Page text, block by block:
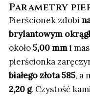
Parametry
Pierścionek zdobi
brylantowym
około5,00 mmi
pierścionka
białego złota 585, a
2,20 g. Czystość